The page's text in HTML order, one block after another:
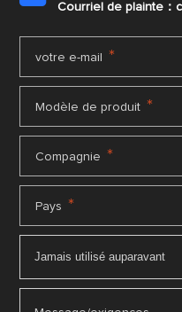
Courriel de plainte：
votre e-mail *
Modèle de produit *
Compagnie *
Pays *